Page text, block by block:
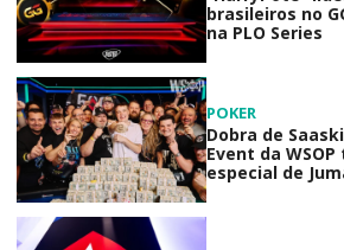
brasileiros no
na PLO Series
POKER
Dobra de
Event da
especial de